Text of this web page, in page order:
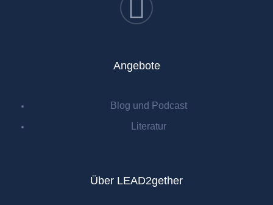
Angebote
Blog und Podcast
Literatur
Über LEAD2gether